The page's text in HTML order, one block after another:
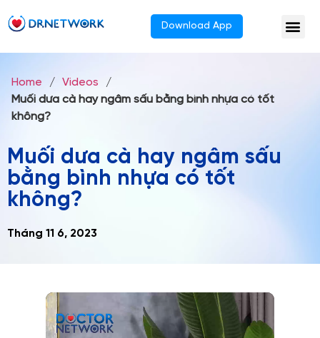
Download App
Home / Videos
/
Muối dưa cà hay ngâm sấu bằng bình nhựa có tốt
không?
Muối dưa cà hay ngâm sấu
bằng bình nhựa có tốt
không?
Tháng 11 6, 2023